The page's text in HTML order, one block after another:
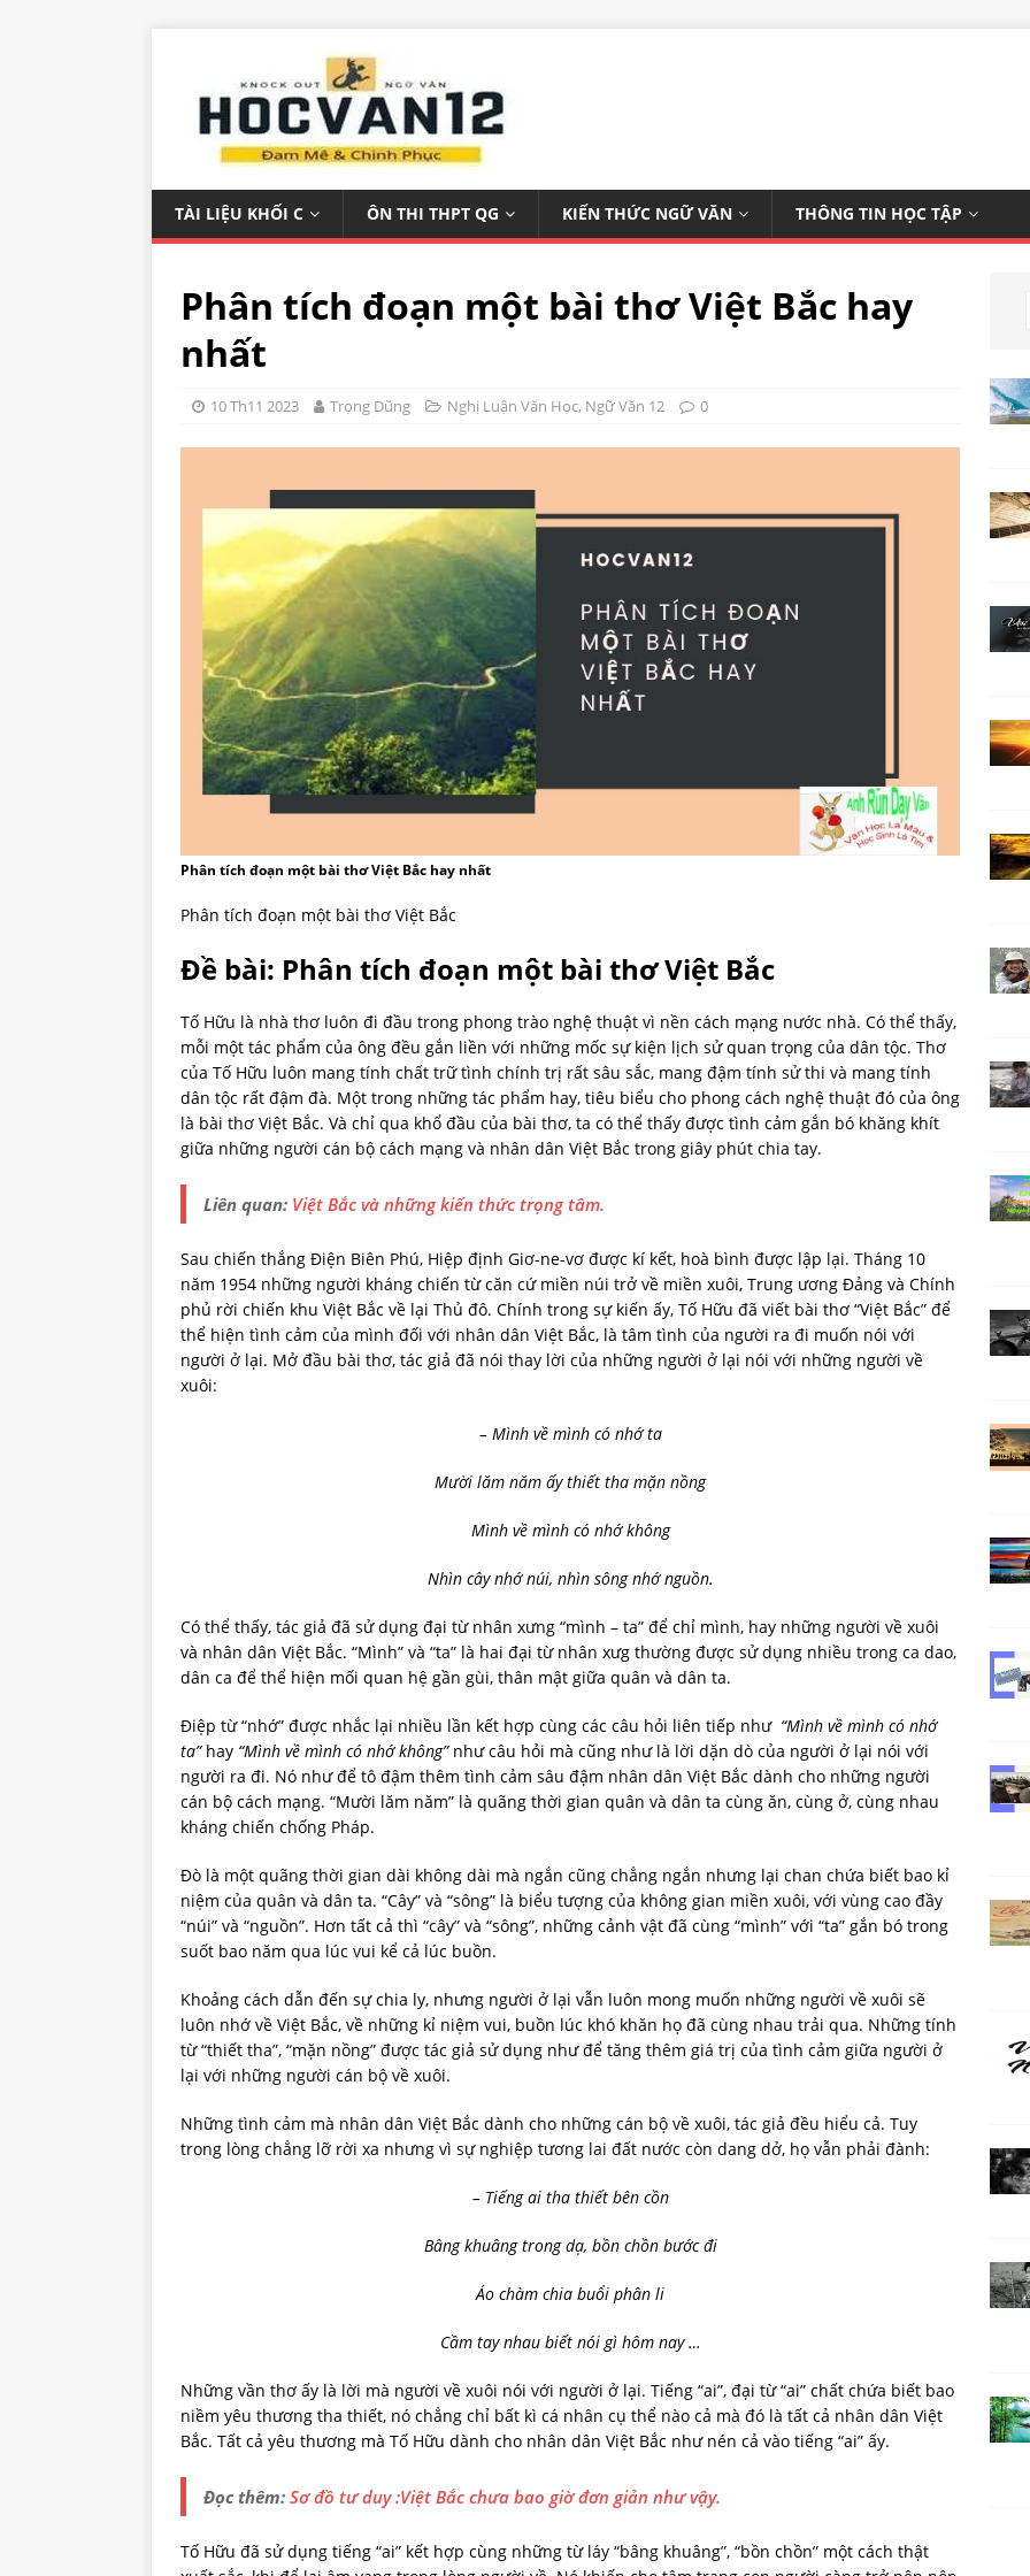
TÀI LIỆU KHỐI C ÔN THI THPT QG KIẾN THỨC NGỮ VĂN THÔNG TIN HỌC TẬP
Phân tích đoạn một bài thơ Việt Bắc hay
nhất
10 Th11 2023 Trọng Dũng Nghị Luận Văn Học, Ngữ Văn 12 0
Phân tích đoạn một bài thơ Việt Bắc hay nhất
Phân tích đoạn một bài thơ Việt Bắc
Đề bài: Phân tích đoạn một bài thơ Việt Bắc
Tố Hữu là nhà thơ luôn đi đầu trong phong trào nghệ thuật vì nền cách mạng nước nhà. Có thể thấy,
mỗi một tác phẩm của ông đều gắn liền với những mốc sự kiện lịch sử quan trọng của dân tộc. Thơ
của Tố Hữu luôn mang tính chất trữ tình chính trị rất sâu sắc, mang đậm tính sử thi và mang tính
dân tộc rất đậm đà. Một trong những tác phẩm hay, tiêu biểu cho phong cách nghệ thuật đó của ông
là bài thơ Việt Bắc. Và chỉ qua khổ đầu của bài thơ, ta có thể thấy được tình cảm gắn bó khăng khít
giữa những người cán bộ cách mạng và nhân dân Việt Bắc trong giây phút chia tay.
Liên quan: Việt Bắc và những kiến thức trọng tâm.
Sau chiến thắng Điện Biên Phú, Hiệp định Giơ-ne-vơ được kí kết, hoà bình được lập lại. Tháng 10
năm 1954 những người kháng chiến từ căn cứ miền núi trở về miền xuôi, Trung ương Đảng và Chính
phủ rời chiến khu Việt Bắc về lại Thủ đô. Chính trong sự kiến ấy, Tố Hữu đã viết bài thơ “Việt Bắc” để
thể hiện tình cảm của mình đối với nhân dân Việt Bắc, là tâm tình của người ra đi muốn nói với
người ở lại. Mở đầu bài thơ, tác giả đã nói thay lời của những người ở lại nói với những người về
xuôi:
– Mình về mình có nhớ ta
Mười lăm năm ấy thiết tha mặn nồng
Mình về mình có nhớ không
Nhìn cây nhớ núi, nhìn sông nhớ nguồn.
Có thể thấy, tác giả đã sử dụng đại từ nhân xưng “mình – ta” để chỉ mình, hay những người về xuôi
và nhân dân Việt Bắc. “Mình” và “ta” là hai đại từ nhân xưg thường được sử dụng nhiều trong ca dao,
dân ca để thể hiện mối quan hệ gần gùi, thân mật giữa quân và dân ta.
Điệp từ “nhớ” được nhắc lại nhiều lần kết hợp cùng các câu hỏi liên tiếp như “Mình về mình có nhớ
ta” hay “Mình về mình có nhớ không” như câu hỏi mà cũng như là lời dặn dò của người ở lại nói với
người ra đi. Nó như để tô đậm thêm tình cảm sâu đậm nhân dân Việt Bắc dành cho những người
cán bộ cách mạng. “Mười lăm năm” là quãng thời gian quân và dân ta cùng ăn, cùng ở, cùng nhau
kháng chiến chống Pháp.
Đò là một quãng thời gian dài không dài mà ngắn cũng chẳng ngắn nhưng lại chan chứa biết bao kỉ
niệm của quân và dân ta. “Cây” và “sông” là biểu tượng của không gian miền xuôi, với vùng cao đầy
“núi” và “nguồn”. Hơn tất cả thì “cây” và “sông”, những cảnh vật đã cùng “mình” với “ta” gắn bó trong
suốt bao năm qua lúc vui kể cả lúc buồn.
Khoảng cách dẫn đến sự chia ly, nhưng người ở lại vẫn luôn mong muốn những người về xuôi sẽ
luôn nhớ về Việt Bắc, về những kỉ niệm vui, buồn lúc khó khăn họ đã cùng nhau trải qua. Những tính
từ “thiết tha”, “mặn nồng” được tác giả sử dụng như để tăng thêm giá trị của tình cảm giữa người ở
lại với những người cán bộ về xuôi.
Những tình cảm mà nhân dân Việt Bắc dành cho những cán bộ về xuôi, tác giả đều hiểu cả. Tuy
trong lòng chẳng lỡ rời xa nhưng vì sự nghiệp tương lai đất nước còn dang dở, họ vẫn phải đành:
– Tiếng ai tha thiết bên cồn
Bâng khuâng trong dạ, bồn chồn bước đi
Áo chàm chia buổi phân li
Cầm tay nhau biết nói gì hôm nay …
Những vần thơ ấy là lời mà người về xuôi nói với người ở lại. Tiếng “ai”, đại từ “ai” chất chứa biết bao
niềm yêu thương tha thiết, nó chẳng chỉ bất kì cá nhân cụ thể nào cả mà đó là tất cả nhân dân Việt
Bắc. Tất cả yêu thương mà Tố Hữu dành cho nhân dân Việt Bắc như nén cả vào tiếng “ai” ấy.
Đọc thêm: Sơ đồ tư duy :Việt Bắc chưa bao giờ đơn giản như vậy.
Tố Hữu đã sử dụng tiếng “ai” kết hợp cùng những từ láy “bâng khuâng”, “bồn chồn” một cách thật